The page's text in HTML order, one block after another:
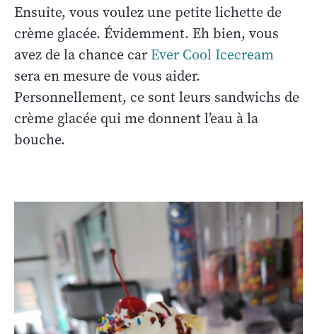
Ensuite, vous voulez une petite lichette de
crème glacée. Évidemment. Eh bien, vous
avez de la chance carEver Cool Icecream
sera en mesure de vous aider.
Personnellement, ce sont leurs sandwichs de
crème glacée qui me donnent l’eau à la
bouche.